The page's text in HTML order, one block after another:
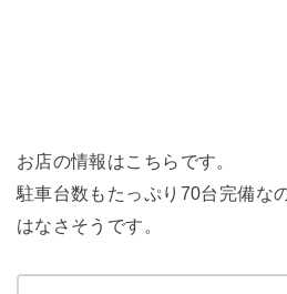
お店の情報はこちらです。
駐車台数もたっぷり70台完備な
はなさそうです。